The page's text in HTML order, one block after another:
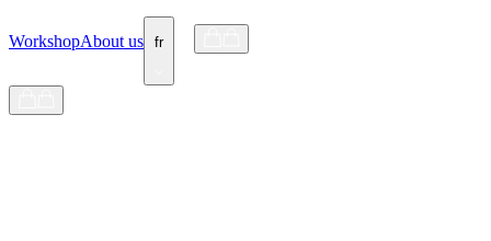
WorkshopAbout us fr